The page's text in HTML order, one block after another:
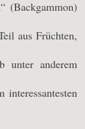
(Backgammon)
aus Früchten,
unter anderem
interessantesten